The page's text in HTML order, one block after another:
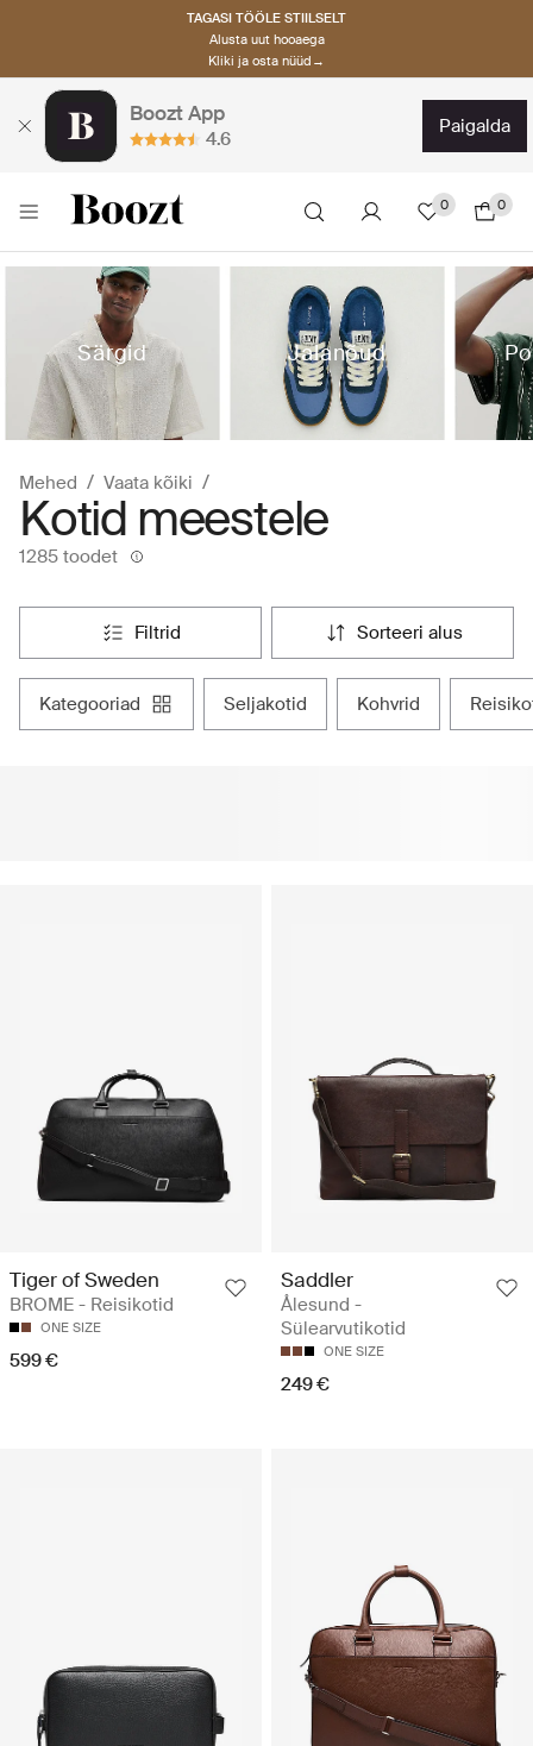
TAGASI TÖÖLE STIILSELT
Alusta uut hooaega
Kliki ja osta nüüd→
Boozt App
4.6
paigalda
0 0
Särgid Jalanõud
Mehed Vaata kõiki
Kotid meestele
1285 toodet
filtrid sorteeri alus
kategooriad seljakotid kohvrid
Tiger of Sweden
BROME - Reisikotid
ONE SIZE
599 €
Saddler
Ålesund -
Sülearvutikotid
ONE SIZE
249 €